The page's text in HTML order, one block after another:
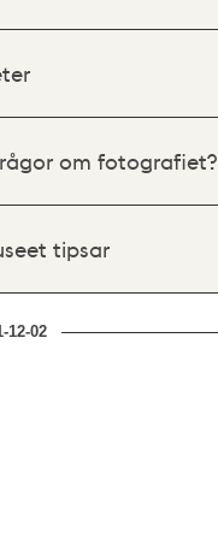
om fotografiet?
tipsar
12-02